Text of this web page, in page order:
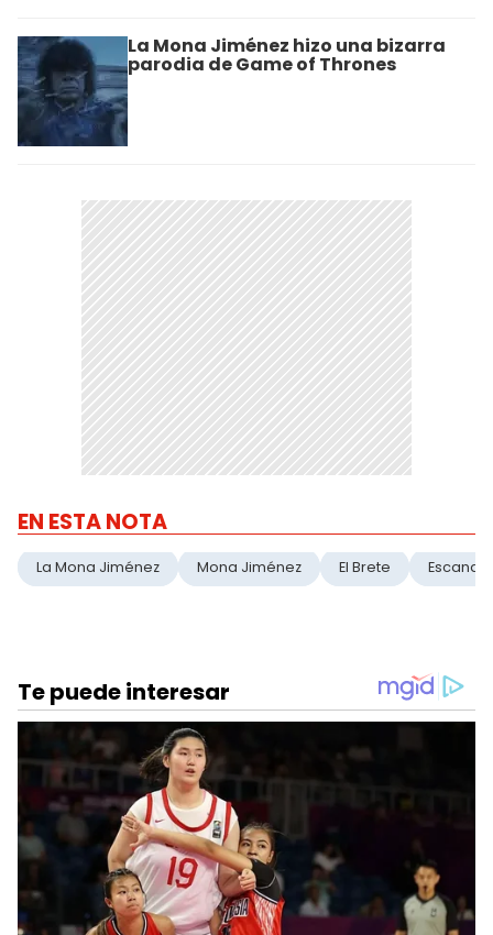
La Mona Jiménez hizo una bizarra
parodia de Game of Thrones
EN ESTA NOTA
La Mona Jiménez Mona Jiménez El Brete